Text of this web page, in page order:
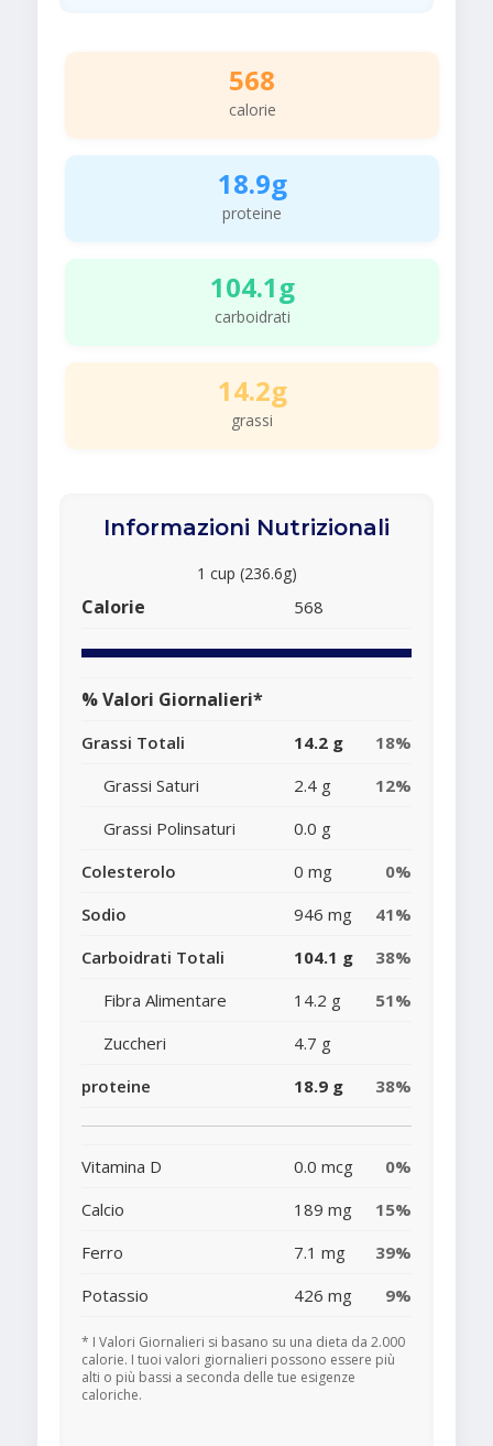
568
calorie
18.9g
proteine
104.1g
carboidrati
14.2g
grassi
Informazioni Nutrizionali
1 cup (236.6g)
Calorie 568
% Valori Giornalieri*
Grassi Totali 14.2 g
18%
Grassi Saturi
2.4 g
12%
Grassi Polinsaturi
0.0 g
Colesterolo
0 mg
0%
Sodio
946 mg
41%
Carboidrati Totali
104.1 g
38%
Fibra Alimentare
14.2 g
51%
Zuccheri
4.7 g
proteine
18.9 g 38%
Vitamina D 0.0 mcg
0%
Calcio
189 mg
15%
Ferro
7.1 mg
39%
Potassio
426 mg 9%
* I Valori Giornalieri si basano su una dieta da 2.000
calorie. I tuoi valori giornalieri possono essere più
alti o più bassi a seconda delle tue esigenze
caloriche.